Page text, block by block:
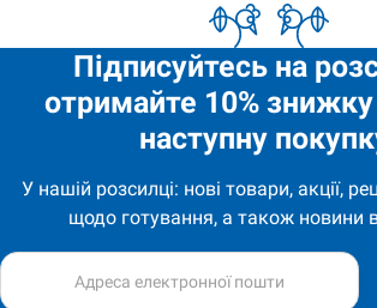
Підписуйтесь на
отримайте 10%
наступну
У нашій розсилці: нові товари, акції,
щодо готування, а також новини